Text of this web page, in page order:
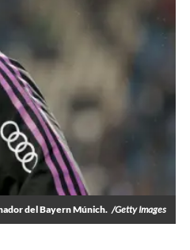
del Bayern Múnich. /Getty Images